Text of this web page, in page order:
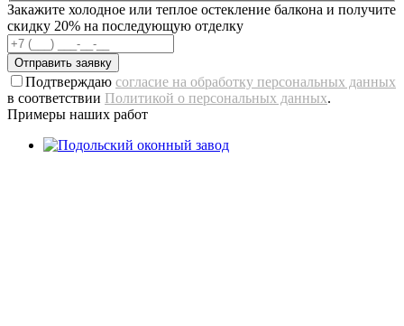
Закажите холодное или теплое остекление балкона и получите
скидку 20% на последующую отделку
Отправить заявку
Подтверждаю согласие на обработку персональных данных
в соответствии Политикой о персональных данных.
Примеры наших работ